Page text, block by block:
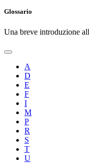
Glossario
Una breve introduzione
A
D
E
F
I
M
P
R
S
T
U